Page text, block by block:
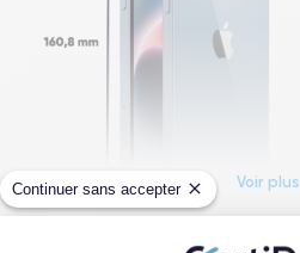
Continuer sans accepter Voir plus